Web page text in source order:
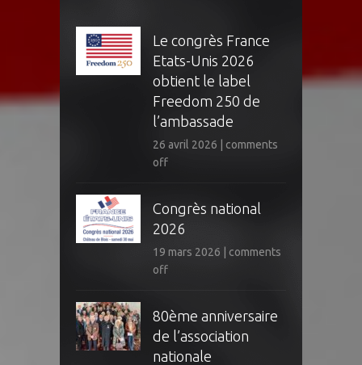
Le congrès France
Etats-Unis 2026
obtient le label
Freedom 250 de
l’ambassade
26 avril 2026
comments
off
Congrès national
2026
19 mars 2026
comments
off
80ème anniversaire
de l’association
nationale